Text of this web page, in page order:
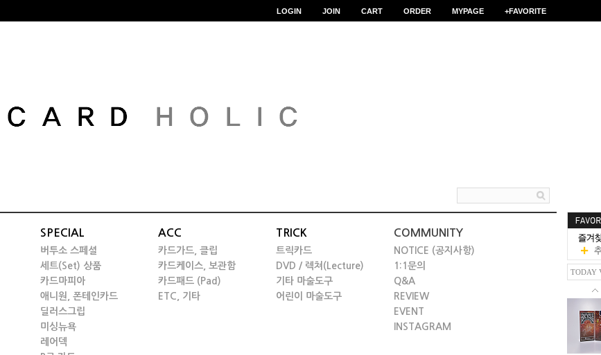
LOGIN JOIN CART ORDER MYPAGE +FAVORITE
SPECIAL
버투소 스페셜
세트(Set) 상품
카드마피아
애니원, 폰테인카드
딜러스그립
미싱뉴욕
레어덱
ACC
카드가드, 클립
카드케이스, 보관함
카드패드 (Pad)
ETC, 기타
TRICK
트릭카드
DVD / 렉쳐(Lecture)
기타 마술도구
어린이 마술도구
COMMUNITY
NOTICE (공지사항)
1:1문의
Q&A
REVIEW
EVENT
INSTAGRAM
TODAY